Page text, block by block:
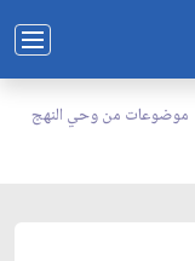
موضوعات من وحي النهج